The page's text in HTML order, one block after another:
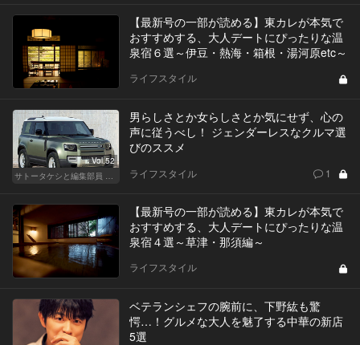
【最新号の一部が読める】東カレが本気で
おすすめする、大人デートにぴったりな温
泉宿６選～伊豆・熱海・箱根・湯河原etc～
ライフスタイル
Vol.52
男らしさとか女らしさとか気にせず、心の
声に従うべし！ ジェンダーレスなクルマ選
びのススメ
ライフスタイル 1
【最新号の一部が読める】東カレが本気で
おすすめする、大人デートにぴったりな温
泉宿４選～草津・那須編～
ライフスタイル
ベテランシェフの腕前に、下野紘も驚
愕…！グルメな大人を魅了する中華の新店
5選